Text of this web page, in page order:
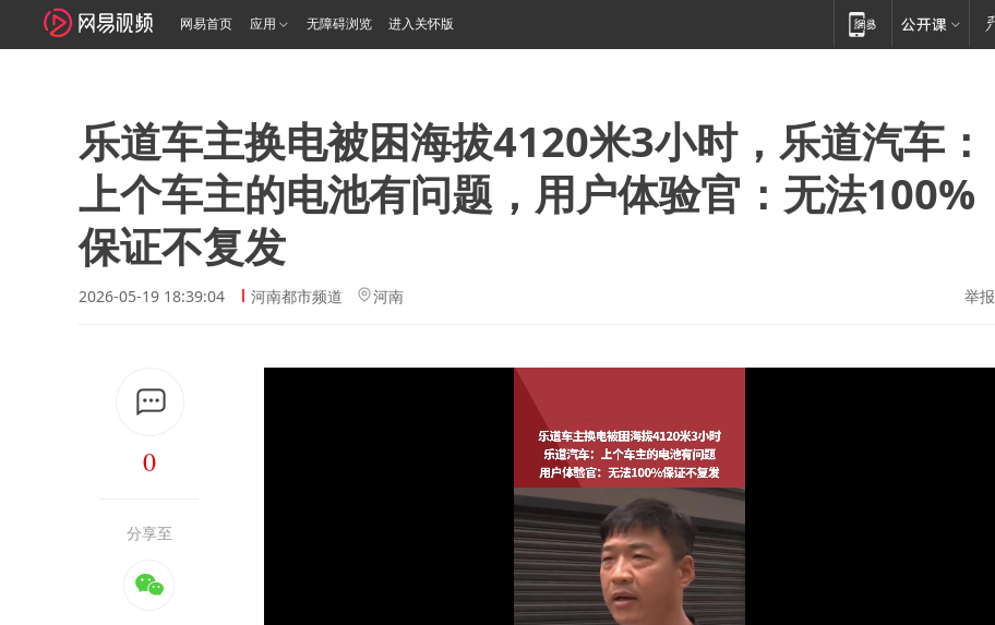
网易首页 应用 无障碍浏览 进入关怀版
乐道车主换电被困海拔4120米3小时，乐道汽车：
上个车主的电池有问题，用户体验官：无法100%
保证不复发
2026-05-19 18:39:04 河南都市频道 河南 举报
0
分享至